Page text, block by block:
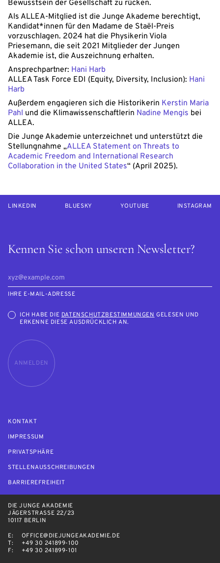
Bewusstsein der Gesellschaft zu rücken.
Als ALLEA-Mitglied ist die Junge Akademe berechtigt,
Kandidat*innen für den Madame de Staël-Preis
vorzuschlagen. 2024 hat die Physikerin Viola
Priesemann, die seit 2021 Mitglieder der Jungen
Akademie ist, die Auszeichnung erhalten.
Ansprechpartner: Hani Harb
ALLEA Task Force EDI (Equity, Diversity, Inclusion): Hani
Harb
Außerdem engagieren sich die Historikerin Kerstin Maria
Pahl und die Klimawissenschaftlerin Nadine Mengis bei
ALLEA.
Die Junge Akademie unterzeichnet und unterstützt die
Stellungnahme „ALLEA Statement on Threats to
Academic Freedom and International Research
Collaboration in the United States“ (April 2025).
Kennen Sie schon unseren Newsletter?
IHRE E-MAIL-ADRESSE
ICH HABE DIE DATENSCHUTZBESTIMMUNGEN GELESEN UND
ERKENNE DIESE AUSDRÜCKLICH AN.
ANMELDEN
LINKEDIN BLUESKY YOUTUBE INSTAGRAM
KONTAKT
IMPRESSUM
PRIVATSPHÄRE
STELLENAUSSCHREIBUNGEN
BARRIEREFREIHEIT
DIE JUNGE AKADEMIE
JÄGERSTRASSE 22/23
10117 BERLIN
E:
OFFICE@DIEJUNGEAKADEMIE.DE
T:
+49 30 241899-100
F:
+49 30 241899-101